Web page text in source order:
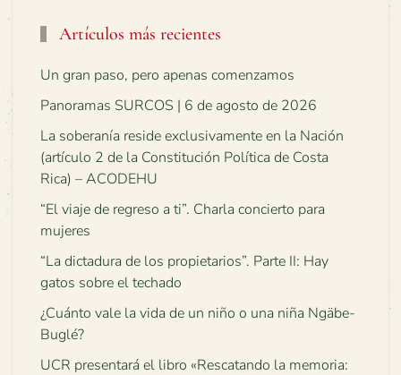
Artículos más recientes
Un gran paso, pero apenas comenzamos
Panoramas SURCOS | 6 de agosto de 2026
La soberanía reside exclusivamente en la Nación
(artículo 2 de la Constitución Política de Costa
Rica) – ACODEHU
“El viaje de regreso a ti”. Charla concierto para
mujeres
“La dictadura de los propietarios”. Parte II: Hay
gatos sobre el techado
¿Cuánto vale la vida de un niño o una niña Ngäbe-
Buglé?
UCR presentará el libro «Rescatando la memoria: